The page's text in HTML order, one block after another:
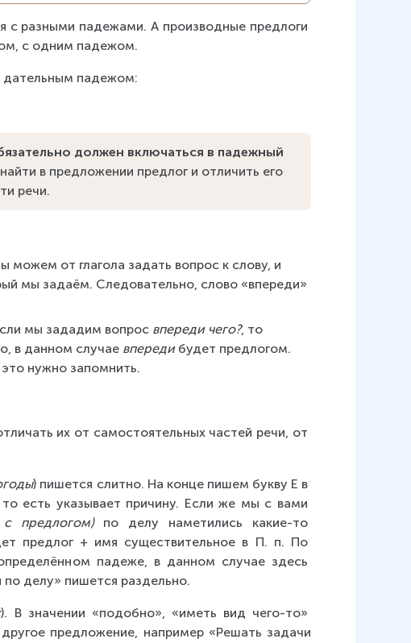
с разными падежами. А производные предлоги
с одним падежом.
дательным падежом:
должен включаться в падежный
в предложении предлог и отличить его
речи.
можем от глагола задать вопрос к слову, и
мы задаём. Следовательно, слово «впереди»
мы зададим вопрос впереди чего?, то
в данном случае впереди будет предлогом.
нужно запомнить.
их от самостоятельных частей речи, от
) пишется слитно. На конце пишем букву Е в
есть указывает причину. Если же мы с вами
предлогом) по делу наметились какие-то
предлог + имя существительное в П. п. По
падеже, в данном случае здесь
делу» пишется раздельно.
). В значении «подобно», «иметь вид чего-то»
предложение, например «Решать задачи